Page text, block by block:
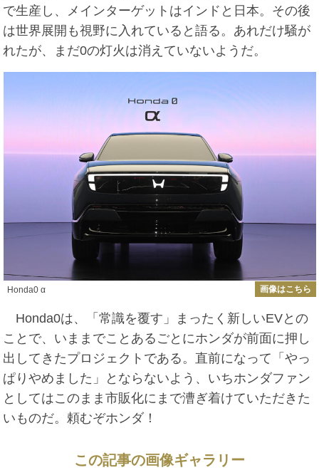
で生産し、メインターゲットはインドと日本。その後
は世界展開も視野に入れていると語る。あれだけ騒が
れたが、まだ0の灯火は消えていないようだ。
Honda0 α 画像はこちら
Honda0は、「常識を覆す」まったく新しいEVとの
ことで、いままでことあるごとにホンダが前面に押し
出してきたプロジェクトである。直前になって「やっ
ぱりやめました」とならないよう、いちホンダファン
としてはこのまま市販化にまで漕ぎ着けていただきた
いものだ。頼むぞホンダ！
この記事の画像ギャラリー